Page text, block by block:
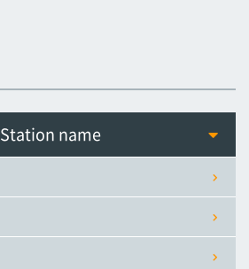
Asahibashi
Prefectural Office
Miebashi
Station name